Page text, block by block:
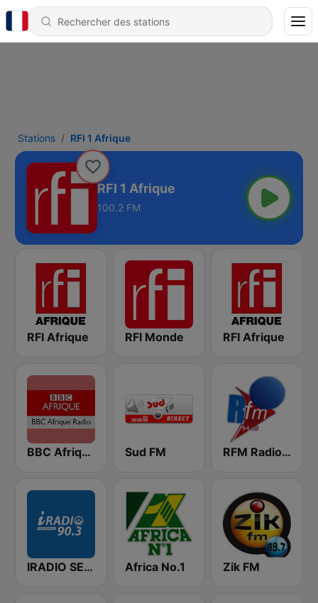
Stations RFI 1 Afrique
RFI 1 Afrique
100.2 FM
RFI Afrique RFI Monde RFI Afrique
BBC Afrique Sud FM RFM Radio Futurs Medias 94.0 FM
IRADIO SENEGAL Africa No.1 Zik FM